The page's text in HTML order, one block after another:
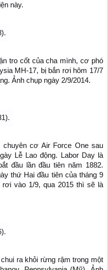
này.
tro cốt của cha mình, cơ phó
MH-17, bị bắn rơi hôm 17/7
Ảnh chụp ngày 2/9/2014.
cơ Air Force One sau
Lễ Lao động. Labor Day là
đầu lần đầu tiên năm 1882.
thứ Hai đầu tiên của tháng 9
vào 1/9, qua 2015 thì sẽ là
ra khỏi rừng rậm trong một